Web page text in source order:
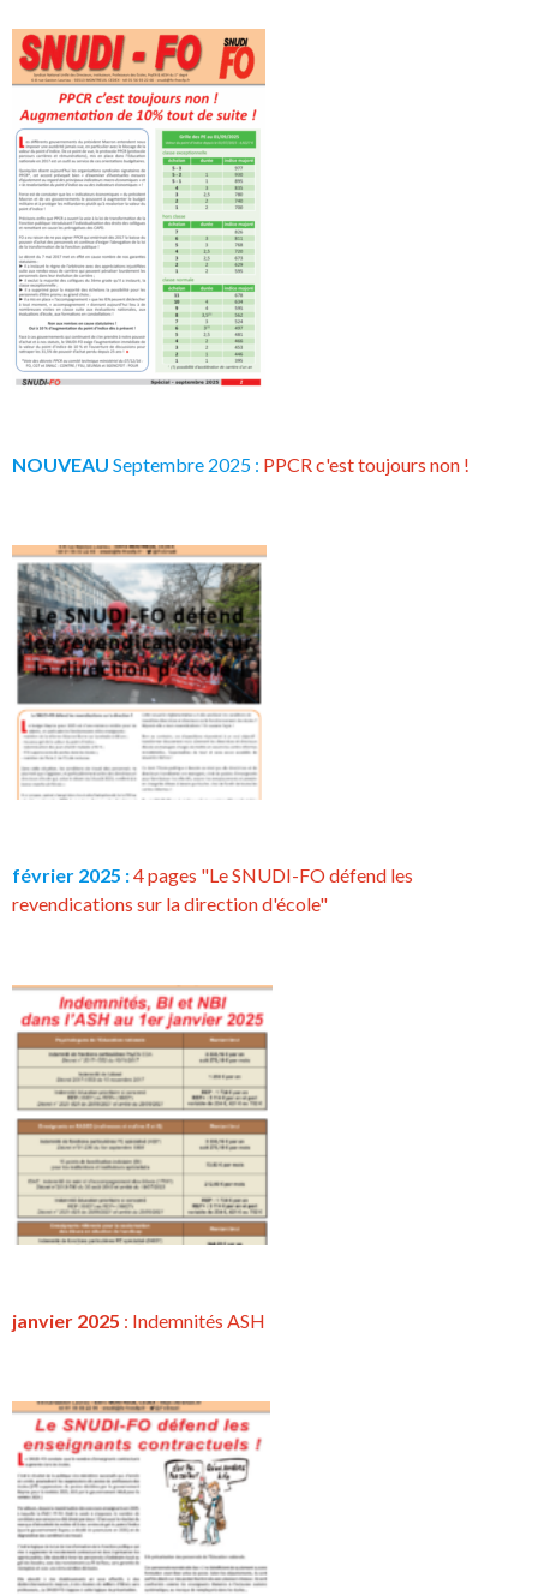
NOUVEAU Septembre 2025 : PPCR c'est toujours non !
février 2025 :4 pages "Le SNUDI-FO défend les
revendications sur la direction d'école"
janvier 2025 : Indemnités ASH